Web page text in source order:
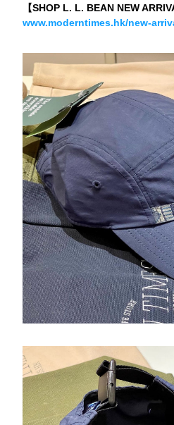
【SHOP L. L. BEAN NEW
www.moderntimes.hk/new-